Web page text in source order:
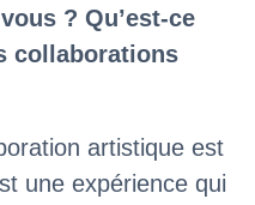
? Qu’est-ce
collaborations
artistique est
une expérience qui